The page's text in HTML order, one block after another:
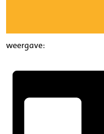
weergave: